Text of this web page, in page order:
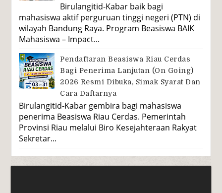
Birulangitid-Kabar baik bagi
mahasiswa aktif perguruan tinggi negeri (PTN) di
wilayah Bandung Raya. Program Beasiswa BAIK
Mahasiswa – Impact...
Pendaftaran Beasiswa Riau Cerdas
Bagi Penerima Lanjutan (On Going)
2026 Resmi Dibuka, Simak Syarat Dan
Cara Daftarnya
Birulangitid-Kabar gembira bagi mahasiswa
penerima Beasiswa Riau Cerdas. Pemerintah
Provinsi Riau melalui Biro Kesejahteraan Rakyat
Sekretar...